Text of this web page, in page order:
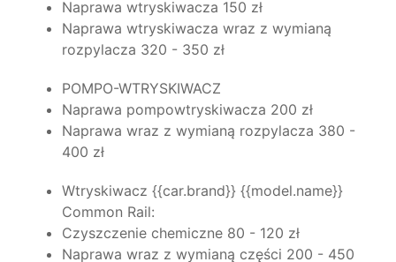
Naprawa wtryskiwacza 150 zł
Naprawa wtryskiwacza wraz z wymianą
rozpylacza 320 - 350 zł
POMPO-WTRYSKIWACZ
Naprawa pompowtryskiwacza 200 zł
Naprawa wraz z wymianą rozpylacza 380 -
400 zł
Wtryskiwacz {{car.brand}} {{model.name}}
Common Rail:
Czyszczenie chemiczne 80 - 120 zł
Naprawa wraz z wymianą części 200 - 450